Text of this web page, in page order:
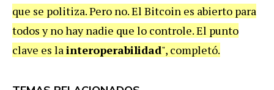
que se politiza. Pero no. El Bitcoin es abierto para
todos y no hay nadie que lo controle. El punto
clave es lainteroperabilidad", completó.